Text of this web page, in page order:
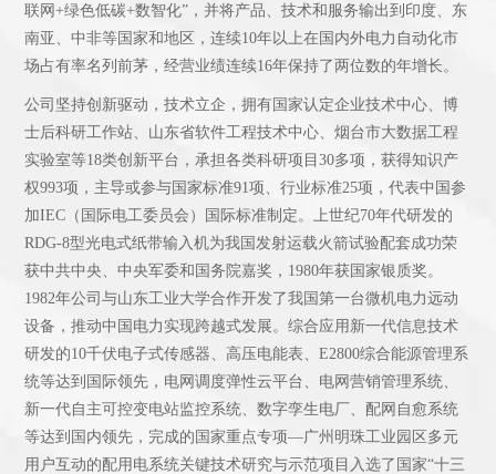
联网+绿色低碳+数智化”，并将产品、技术和服务输出到印度、东
南亚、中非等国家和地区，连续10年以上在国内外电力自动化市
场占有率名列前茅，经营业绩连续16年保持了两位数的年增长。
公司坚持创新驱动，技术立企，拥有国家认定企业技术中心、博
士后科研工作站、山东省软件工程技术中心、烟台市大数据工程
实验室等18类创新平台，承担各类科研项目30多项，获得知识产
权993项，主导或参与国家标准91项、行业标准25项，代表中国参
加IEC（国际电工委员会）国际标准制定。上世纪70年代研发的
RDG-8型光电式纸带输入机为我国发射运载火箭试验配套成功荣
获中共中央、中央军委和国务院嘉奖，1980年获国家银质奖。
1982年公司与山东工业大学合作开发了我国第一台微机电力远动
设备，推动中国电力实现跨越式发展。综合应用新一代信息技术
研发的10千伏电子式传感器、高压电能表、E2800综合能源管理系
统等达到国际领先，电网调度弹性云平台、电网营销管理系统、
新一代自主可控变电站监控系统、数字孪生电厂、配网自愈系统
等达到国内领先，完成的国家重点专项—广州明珠工业园区多元
用户互动的配用电系统关键技术研究与示范项目入选了国家“十三